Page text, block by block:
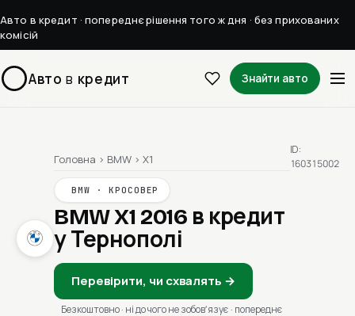
Авто в кредит · попереднє рішення того ж дня · без прихованих
комісій
Авто в кредит Знайти авто
Головна › BMW › X1
BMW · КРОСОВЕР
BMW X1 2016 в кредит
у Тернополі
Перевірити, чи схвалять →
Безкоштовно · ні до чого не зобовʼязує · попереднє
ID:
160315002